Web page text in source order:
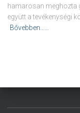
hamarosan meghozta
együtt a tevékenységi
Bővebben……